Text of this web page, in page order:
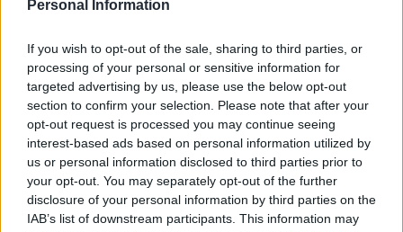
Personal Information
If you wish to opt-out of the sale, sharing to third parties, or
processing of your personal or sensitive information for
targeted advertising by us, please use the below opt-out
section to confirm your selection. Please note that after your
opt-out request is processed you may continue seeing
interest-based ads based on personal information utilized by
us or personal information disclosed to third parties prior to
your opt-out. You may separately opt-out of the further
disclosure of your personal information by third parties on the
IAB’s list of downstream participants. This information may
Το E-mail δεν θα δημοσιευτεί.
Πρέπει να συμπληρωθούν όλα τα πεδία για την
υποβολή του σχολίου.
Όνοματεπώνυμο Email